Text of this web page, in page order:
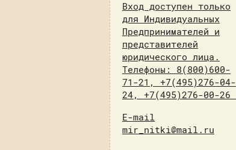
Вход доступен только
для Индивидуальных
Предпринимателей и
представителей
юридического лица.
Телефоны: 8(800)600-
71-21, +7(495)276-04-
24, +7(495)276-00-26
E-mail
mir_nitki@mail.ru